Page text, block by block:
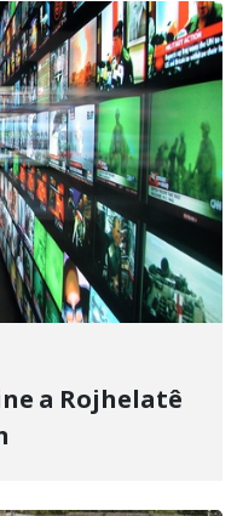
a Rojhelatê